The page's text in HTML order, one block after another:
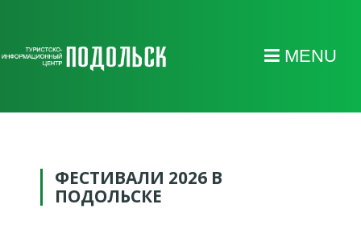
MENU
ФЕСТИВАЛИ 2026 В
ПОДОЛЬСКЕ